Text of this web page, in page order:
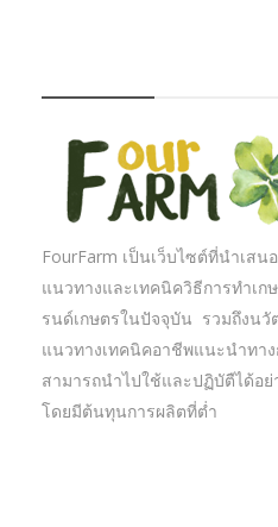
FourFarm เป็นเว็บไซต์ที่นำเส
แนวทางและเทคนิควิธีการทำเ
รนด์เกษตรในปัจจุบัน รวมถึงนวั
แนวทางเทคนิคอาชีพแนะนำทาง
สามารถนำไปใช้และปฏิบัตืได้อ
โดยมีต้นทุนการผลิตที่ต่ำ